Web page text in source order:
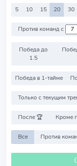
5 10 15 20 30
Против команд с
Победа до
1.5
Победа в 1-тайме
Только с текущим
После 🏆 Кроме
Все